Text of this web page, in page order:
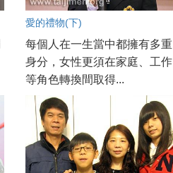
愛的禮物(下)
每個人在一生當中都擁有多重
身分，女性更須在家庭、工作
等角色轉換間取得...